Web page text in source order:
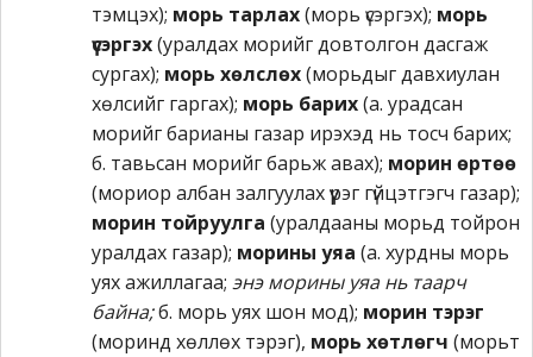
тэмцэх); морь тарлах(морь үсэргэх); морь
үсэргэх(уралдах морийг довтолгон дасгаж
сургах); морь хөлслөх(морьдыг давхиулан
хөлсийг гаргах); морь барих(а. урадсан
морийг барианы газар ирэхэд нь тосч барих;
б. тавьсан морийг барьж авах); морин өртөө
(мориор албан залгуулах үүрэг гүйцэтгэгч газар);
морин тойруулга (уралдааны морьд тойрон
уралдах газар); морины уяа (а. хурдны морь
уях ажиллагаа;энэ морины уяа нь таарч
байна;б. морь уях шон мод); морин тэрэг
(моринд хөллөх тэрэг), морь хөтлөгч (морьт